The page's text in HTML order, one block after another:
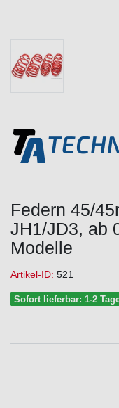
Federn 45/
JH1/JD3, ab
Modelle
Artikel-ID: 521
Sofort lieferbar: 1-2